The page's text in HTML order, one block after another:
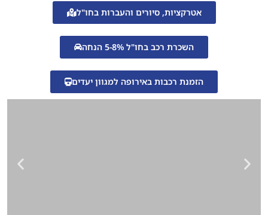
אטרקציות, סיורים והעברות בחו"ל
השכרת רכב בחו"ל 5-8% הנחה
הזמנת רכבות באירופה למגוון יעדים